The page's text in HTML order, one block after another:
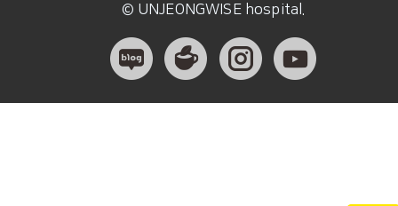
© UNJEONGWISE hospital.